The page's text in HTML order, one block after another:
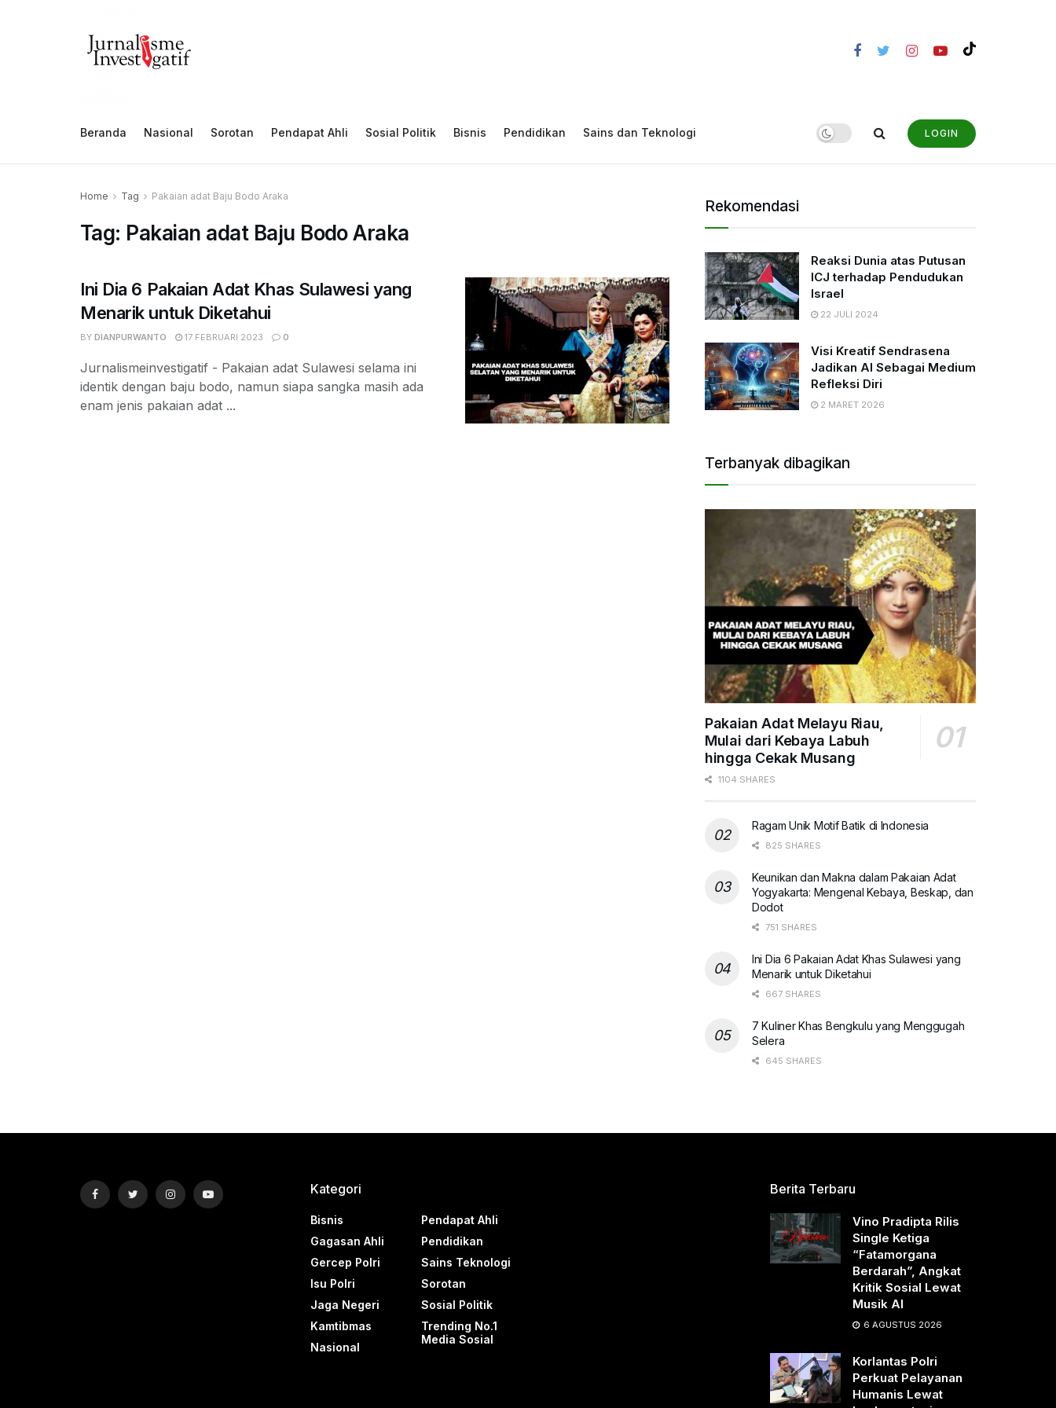
Beranda Nasional Sorotan Pendapat Ahli Sosial Politik Bisnis Pendidikan Sains dan Teknologi LOGIN
Home Tag Pakaian adat Baju Bodo Araka
Tag: Pakaian adat Baju Bodo Araka
Ini Dia 6 Pakaian Adat Khas Sulawesi yang
Menarik untuk Diketahui
BY DIANPURWANTO 17 FEBRUARI 2023 0
Jurnalismeinvestigatif - Pakaian adat Sulawesi selama ini
identik dengan baju bodo, namun siapa sangka masih ada
enam jenis pakaian adat ...
Rekomendasi
Reaksi Dunia atas Putusan
ICJ terhadap Pendudukan
Israel
22 JULI 2024
Visi Kreatif Sendrasena
Jadikan AI Sebagai Medium
Refleksi Diri
2 MARET 2026
Terbanyak dibagikan
Pakaian Adat Melayu Riau,
Mulai dari Kebaya Labuh
hingga Cekak Musang
1104 SHARES
Ragam Unik Motif Batik di Indonesia
825 SHARES
Keunikan dan Makna dalam Pakaian Adat
Yogyakarta: Mengenal Kebaya, Beskap, dan
Dodot
751 SHARES
Ini Dia 6 Pakaian Adat Khas Sulawesi yang
Menarik untuk Diketahui
667 SHARES
7 Kuliner Khas Bengkulu yang Menggugah
Selera
645 SHARES
Kategori
Bisnis
Gagasan Ahli
Gercep Polri
Isu Polri
Jaga Negeri
Kamtibmas
Nasional
Pendapat Ahli
Pendidikan
Sains Teknologi
Sorotan
Sosial Politik
Trending No.1
Media Sosial
Berita Terbaru
Vino Pradipta Rilis
Single Ketiga
“Fatamorgana
Berdarah”, Angkat
Kritik Sosial Lewat
Musik AI
6 AGUSTUS 2026
Korlantas Polri
Perkuat Pelayanan
Humanis Lewat